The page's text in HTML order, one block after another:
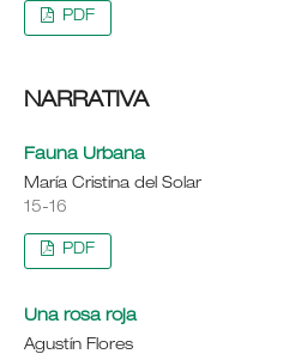
PDF
NARRATIVA
Fauna Urbana
María Cristina del Solar
15-16
PDF
Una rosa roja
Agustín Flores